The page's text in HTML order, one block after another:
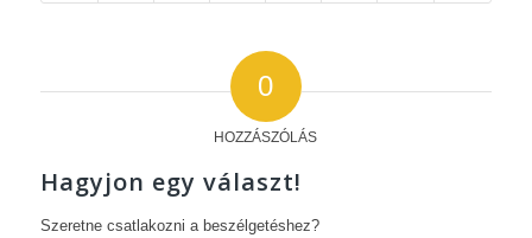
0
HOZZÁSZÓLÁS
Hagyjon egy választ!
Szeretne csatlakozni a beszélgetéshez?